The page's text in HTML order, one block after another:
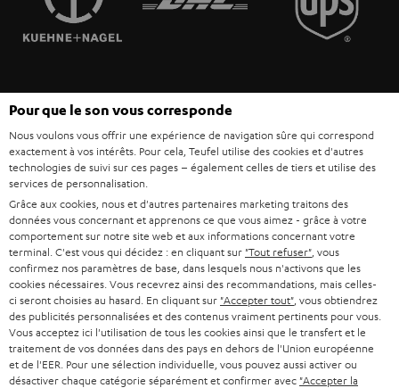
ULTIMA
FANSHOP
NOUVEAUTÉS
MANAGEMENT
VALEURS
ACCESSIBILITÉ
POLOGNE
ITALIE
USA
AUTRES PAYS
erreurs. Les accessoires figurant sur l’image ne font pas partie du contenu de
livraison. D’éventuels frais d’élimination des batteries sont inclus dans le prix.
©2026 Lautsprecher Teufel GmbH - Tous droits réservés.
Mentions légales
Politique de confidentialité
Paramètres de confidentialité
EU Data Act renoncer au contrat ici
Pour que le son vous corresponde
Nous voulons vous offrir une expérience de navigation sûre qui correspond
exactement à vos intérêts. Pour cela, Teufel utilise des cookies et d'autres
technologies de suivi sur ces pages – également celles de tiers et utilise des
services de personnalisation.
Grâce aux cookies, nous et d'autres partenaires marketing traitons des
données vous concernant et apprenons ce que vous aimez - grâce à votre
comportement sur notre site web et aux informations concernant votre
terminal. C'est vous qui décidez : en cliquant sur "Tout refuser" , vous
confirmez nos paramètres de base, dans lesquels nous n'activons que les
cookies nécessaires. Vous recevrez ainsi des recommandations, mais celles-
ci seront choisies au hasard. En cliquant sur "Accepter tout" , vous obtiendrez
des publicités personnalisées et des contenus vraiment pertinents pour vous.
Vous acceptez ici l'utilisation de tous les cookies ainsi que le transfert et le
traitement de vos données dans des pays en dehors de l'Union européenne
et de l'EER. Pour une sélection individuelle, vous pouvez aussi activer ou
désactiver chaque catégorie séparément et confirmer avec "Accepter la